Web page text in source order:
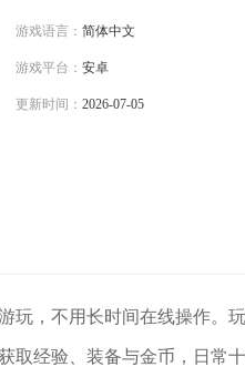
游戏语言： 简体中文
游戏平台： 安卓
更新时间： 2026-07-05
玩，不用长时间在线操作。
取经验、装备与金币，日常